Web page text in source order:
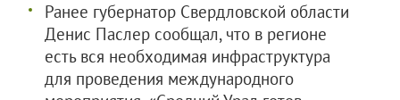
Ранее губернатор Свердловской области
Денис Паслер сообщал, что в регионе
есть вся необходимая инфраструктура
для проведения международного